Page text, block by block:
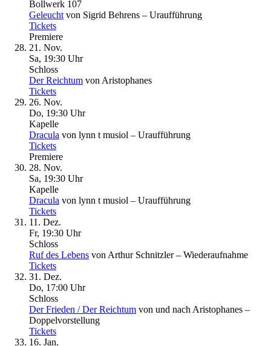
Bollwerk 107
Geleucht von Sigrid Behrens – Uraufführung
Tickets
Premiere
21. Nov.
Sa, 19:30 Uhr
Schloss
Der Reichtum von Aristophanes
Tickets
26. Nov.
Do, 19:30 Uhr
Kapelle
Dracula von lynn t musiol – Uraufführung
Tickets
Premiere
28. Nov.
Sa, 19:30 Uhr
Kapelle
Dracula von lynn t musiol – Uraufführung
Tickets
11. Dez.
Fr, 19:30 Uhr
Schloss
Ruf des Lebens von Arthur Schnitzler – Wiederaufnahme
Tickets
31. Dez.
Do, 17:00 Uhr
Schloss
Der Frieden / Der Reichtum von und nach Aristophanes –
Doppelvorstellung
Tickets
16. Jan.